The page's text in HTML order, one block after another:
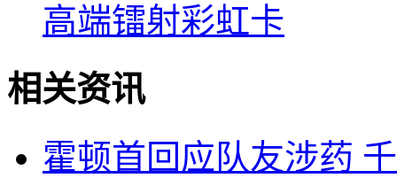
高端镭射彩虹卡
相关资讯
霍顿首回应队友涉药